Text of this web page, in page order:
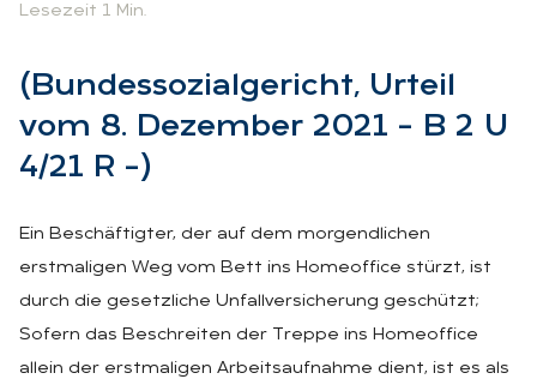
Lesezeit 1 Min.
(Bun­des­so­zi­al­ge­richt, Ur­teil
vom 8. De­zem­ber 2021 – B 2 U
4/21 R –)
Ein Beschäftigter, der auf dem morgendlichen
erstmaligen Weg vom Bett ins Homeoffice stürzt, ist
durch die gesetzliche Unfallversicherung geschützt;
Sofern das Beschreiten der Treppe ins Homeoffice
allein der erstmaligen Arbeitsaufnahme dient, ist es als